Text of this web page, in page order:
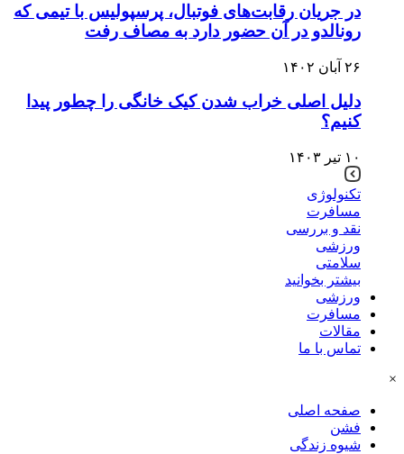
در جریان رقابت‌های فوتبال، پرسپولیس با تیمی که
رونالدو در آن حضور دارد به مصاف رفت
۲۶ آبان ۱۴۰۲
دلیل اصلی خراب شدن کیک خانگی را چطور پیدا
کنیم؟
۱۰ تیر ۱۴۰۳
تکنولوژی
مسافرت
نقد و بررسی
ورزشی
سلامتی
بیشتر بخوانید
ورزشی
مسافرت
مقالات
تماس با ما
×
صفحه اصلی
فشن
شیوه زندگی